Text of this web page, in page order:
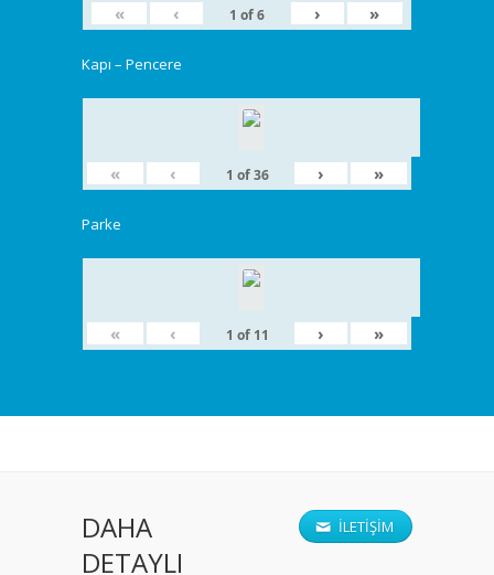
« ‹ 1 of6 › »
Kapı – Pencere
« ‹ 1 of36 › »
Parke
« ‹ 1 of 11 › »
İLETIŞIM
DAHA
DETAYLI